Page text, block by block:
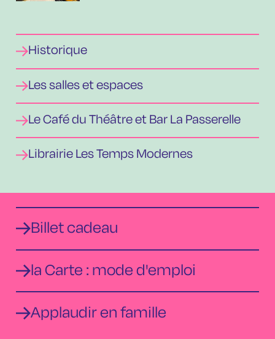
Historique
Les salles et espaces
Le Café du Théâtre et Bar La Passerelle
Librairie Les Temps Modernes
Billet cadeau
la Carte : mode d'emploi
Applaudir en famille